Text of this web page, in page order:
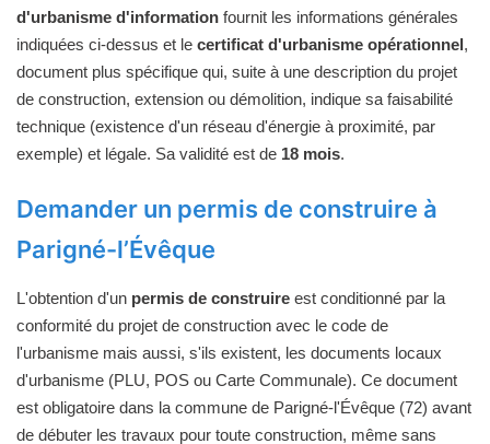
d'urbanisme d'information fournit les informations générales
indiquées ci-dessus et le certificat d'urbanisme opérationnel,
document plus spécifique qui, suite à une description du projet
de construction, extension ou démolition, indique sa faisabilité
technique (existence d'un réseau d'énergie à proximité, par
exemple) et légale. Sa validité est de 18 mois.
Demander un permis de construire à
Parigné-l’Évêque
L'obtention d'un permis de construire est conditionné par la
conformité du projet de construction avec le code de
l'urbanisme mais aussi, s'ils existent, les documents locaux
d'urbanisme (PLU, POS ou Carte Communale). Ce document
est obligatoire dans la commune de Parigné-l'Évêque (72) avant
de débuter les travaux pour toute construction, même sans